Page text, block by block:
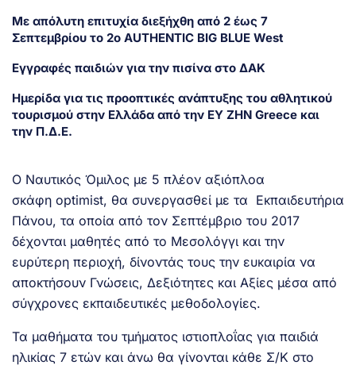
Με απόλυτη επιτυχία διεξήχθη από 2 έως 7
Σεπτεμβρίου το 2ο AUTHENTIC BIG BLUE West
Εγγραφές παιδιών για την πισίνα στο ΔΑΚ
Ημερίδα για τις προοπτικές ανάπτυξης του αθλητικού
τουρισμού στην Ελλάδα από την ΕΥ ΖΗΝ Greece και
την Π.Δ.Ε.
Ο Ναυτικός Όμιλος με 5 πλέον αξιόπλοα
σκάφη optimist, θα συνεργασθεί με τα Εκπαιδευτήρια
Πάνου, τα οποία από τον Σεπτέμβριο του 2017
δέχονται μαθητές από το Μεσολόγγι και την
ευρύτερη περιοχή, δίνοντάς τους την ευκαιρία να
αποκτήσουν Γνώσεις, Δεξιότητες και Αξίες μέσα από
σύγχρονες εκπαιδευτικές μεθοδολογίες.
Τα μαθήματα του τμήματος ιστιοπλοΐας για παιδιά
ηλικίας 7 ετών και άνω θα γίνονται κάθε Σ/Κ στο